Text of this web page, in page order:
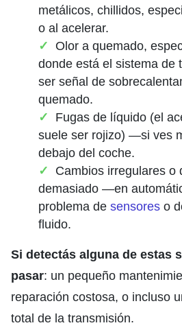
metálicos, chillidos,
o al acelerar.
Olor a quemado,
donde está el sistema
ser señal de
quemado.
Fugas de líquido (el
suele ser rojizo) —si ves
debajo del coche.
Cambios irregulares o
demasiado —en
problema de sensores o
fluido.
Si detectás alguna de estas
pasar: un pequeño
reparación costosa, o incluso
total de la transmisión.